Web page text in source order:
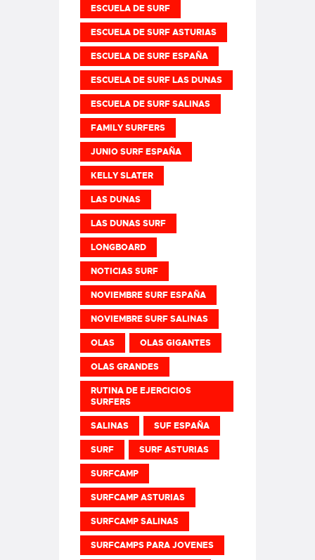
ESCUELA DE SURF
ESCUELA DE SURF ASTURIAS
ESCUELA DE SURF ESPAÑA
ESCUELA DE SURF LAS DUNAS
ESCUELA DE SURF SALINAS
FAMILY SURFERS
JUNIO SURF ESPAÑA
KELLY SLATER
LAS DUNAS
LAS DUNAS SURF
LONGBOARD
NOTICIAS SURF
NOVIEMBRE SURF ESPAÑA
NOVIEMBRE SURF SALINAS
OLAS OLAS GIGANTES
OLAS GRANDES
RUTINA DE EJERCICIOS
SURFERS
SALINAS SUF ESPAÑA
SURF SURF ASTURIAS
SURFCAMP
SURFCAMP ASTURIAS
SURFCAMP SALINAS
SURFCAMPS PARA JOVENES